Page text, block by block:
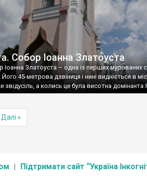
Собор Іоанна Златоуста
Іоанна Златоуста – одна із перших мурованих
45-метрова дзвіниця і нині видніється в
звідусіль, а колись це була висотна домінанта
Далі »
Підтримати сайт “Україна